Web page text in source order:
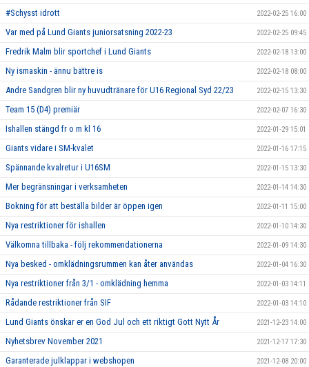
#Schysst idrott 2022-02-25 16:00
Var med på Lund Giants juniorsatsning 2022-23 2022-02-25 09:45
Fredrik Malm blir sportchef i Lund Giants 2022-02-18 13:00
Ny ismaskin - ännu bättre is 2022-02-18 08:00
Andre Sandgren blir ny huvudtränare för U16 Regional Syd 22/23 2022-02-15 13:30
Team 15 (D4) premiär 2022-02-07 16:30
Ishallen stängd fr o m kl 16 2022-01-29 15:01
Giants vidare i SM-kvalet 2022-01-16 17:15
Spännande kvalretur i U16SM 2022-01-15 13:30
Mer begränsningar i verksamheten 2022-01-14 14:30
Bokning för att beställa bilder är öppen igen 2022-01-11 15:00
Nya restriktioner för ishallen 2022-01-10 14:30
Välkomna tillbaka - följ rekommendationerna 2022-01-09 14:30
Nya besked - omklädningsrummen kan åter användas 2022-01-04 16:30
Nya restriktioner från 3/1 - omklädning hemma 2022-01-03 14:11
Rådande restriktioner från SIF 2022-01-03 14:10
Lund Giants önskar er en God Jul och ett riktigt Gott Nytt År 2021-12-23 14:00
Nyhetsbrev November 2021 2021-12-17 17:30
Garanterade julklappar i webshopen 2021-12-08 20:00